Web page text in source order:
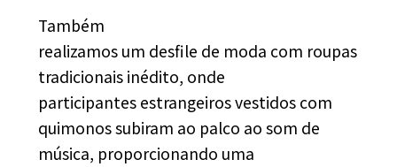
Também
realizamos um desfile de moda com roupas
tradicionais inédito, onde
participantes estrangeiros vestidos com
quimonos subiram ao palco ao som de
música, proporcionando uma